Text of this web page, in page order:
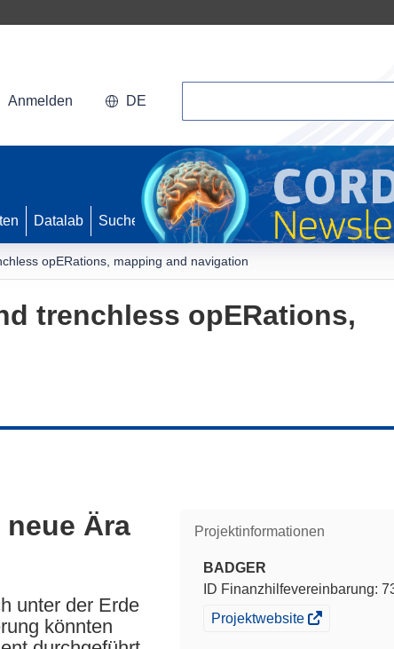
Anmelden DE
Datalab Suche
opERations, mapping and navigation
trenchless opERations,
Ära
unter der Erde
könnten
Projektinformationen
BADGER
ID Finanzhilfevereinbarung:
(öffnet
Projektwebsite